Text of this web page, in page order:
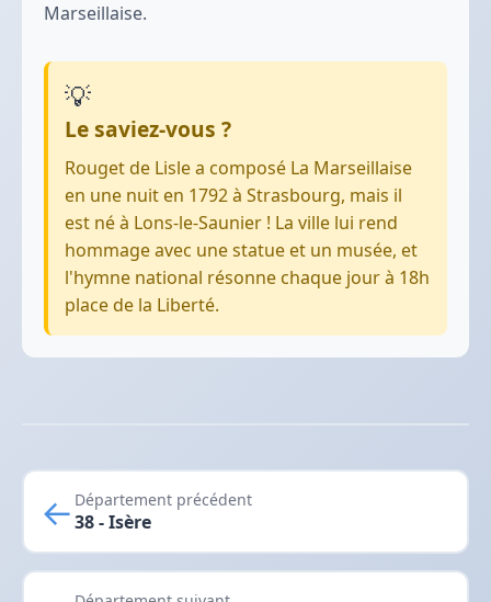
Marseillaise.
💡
Le saviez-vous ?
Rouget de Lisle a composé La Marseillaise
en une nuit en 1792 à Strasbourg, mais il
est né à Lons-le-Saunier ! La ville lui rend
hommage avec une statue et un musée, et
l'hymne national résonne chaque jour à 18h
place de la Liberté.
← Département précédent
38 - Isère